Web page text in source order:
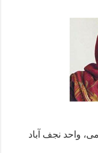
واحد نجف آباد